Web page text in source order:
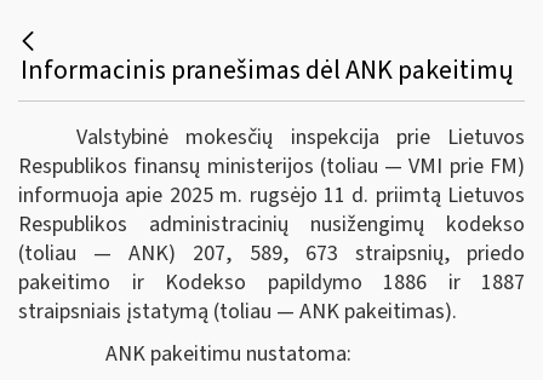
Informacinis pranešimas dėl ANK pakeitimų
Valstybinė mokesčių inspekcija prie Lietuvos
Respublikos finansų ministerijos (toliau — VMI prie FM)
informuoja apie 2025 m. rugsėjo 11 d. priimtą Lietuvos
Respublikos administracinių nusižengimų kodekso
(toliau — ANK) 207, 589, 673 straipsnių, priedo
pakeitimo ir Kodekso papildymo 1886 ir 1887
straipsniais įstatymą (toliau — ANK pakeitimas).
ANK pakeitimu nustatoma: